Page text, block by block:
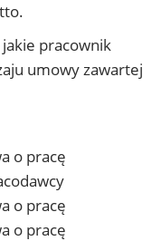
pracownik
umowy zawartej
o pracę
o pracę
o pracę